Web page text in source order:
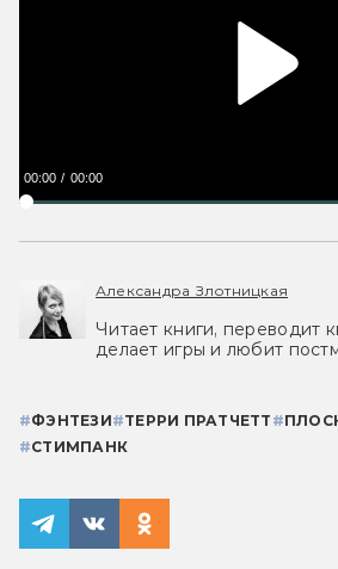
00:00 00:00
Александра Злотницкая
Читает книги, переводит
делает игры и любит
#ФЭНТЕЗИ#ТЕРРИ ПРАТЧЕТТ #
#СТИМПАНК